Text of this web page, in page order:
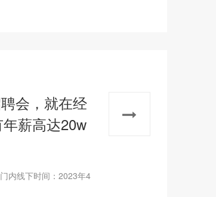
会，就在经
薪高达20w
内线下时间：2023年4